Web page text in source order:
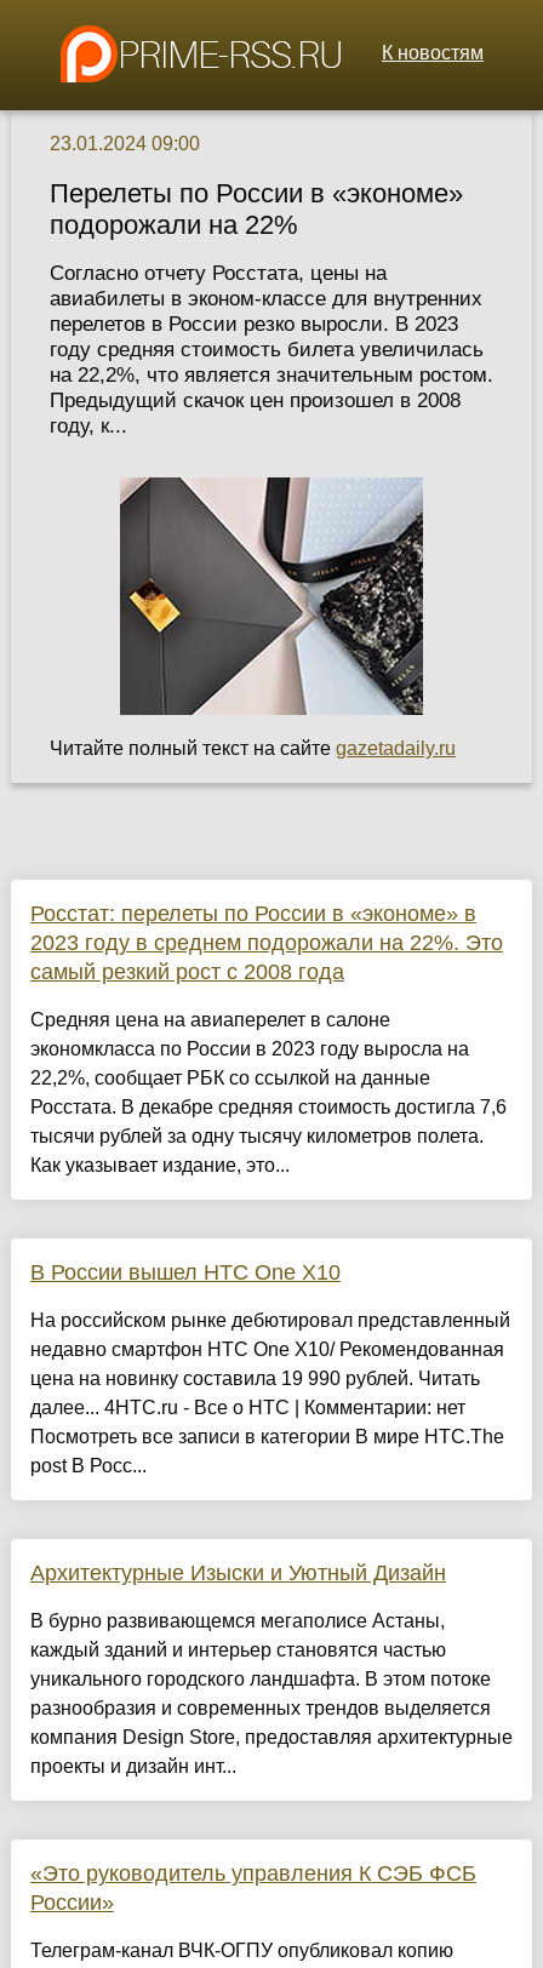
К новостям
23.01.2024 09:00
Перелеты по России в «экономе»
подорожали на 22%
Согласно отчету Росстата, цены на
авиабилеты в эконом-классе для внутренних
перелетов в России резко выросли. В 2023
году средняя стоимость билета увеличилась
на 22,2%, что является значительным ростом.
Предыдущий скачок цен произошел в 2008
году, к...
Читайте полный текст на сайте gazetadaily.ru
Росстат: перелеты по России в «экономе» в
2023 году в среднем подорожали на 22%. Это
самый резкий рост с 2008 года
Средняя цена на авиаперелет в салоне
экономкласса по России в 2023 году выросла на
22,2%, сообщает РБК со ссылкой на данные
Росстата. В декабре средняя стоимость достигла 7,6
тысячи рублей за одну тысячу километров полета.
Как указывает издание, это...
В России вышел HTC One X10
На российском рынке дебютировал представленный
недавно смартфон HTC One X10/ Рекомендованная
цена на новинку составила 19 990 рублей. Читать
далее... 4HTC.ru - Все о HTC | Комментарии: нет
Посмотреть все записи в категории В мире HTC.The
post В Росс...
Архитектурные Изыски и Уютный Дизайн
​В бурно развивающемся мегаполисе Астаны,
каждый зданий и интерьер становятся частью
уникального городского ландшафта. В этом потоке
разнообразия и современных трендов выделяется
компания Design Store, предоставляя архитектурные
проекты и дизайн инт...
«Это руководитель управления К СЭБ ФСБ
России»
Телеграм-канал ВЧК-ОГПУ опубликовал копию